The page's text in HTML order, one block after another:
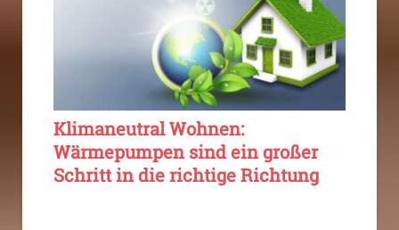
Klimaneutral Wohnen:
Wärmepumpen sind ein großer
Schritt in die richtige Richtung